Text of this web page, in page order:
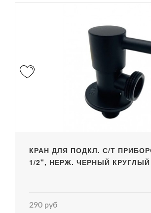
КРАН ДЛЯ ПОДКЛ. С/Т
1/2", НЕРЖ. ЧЕРНЫЙ КРУГЛЫЙ
290 руб